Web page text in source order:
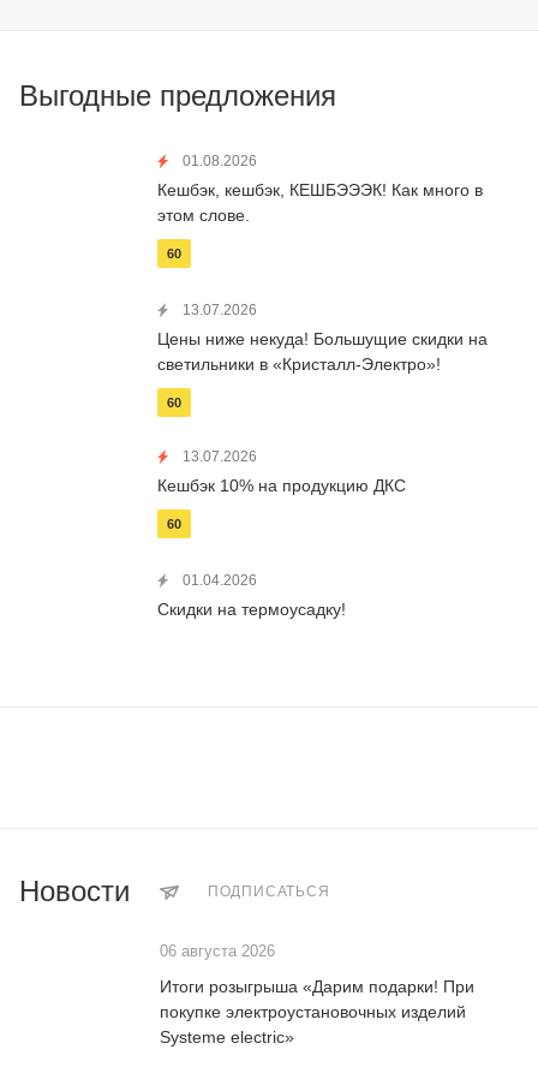
Выгодные предложения
01.08.2026
Кешбэк, кешбэк, КЕШБЭЭЭК! Как много в
этом слове.
60
13.07.2026
Цены ниже некуда! Большущие скидки на
светильники в «Кристалл-Электро»!
60
13.07.2026
Кешбэк 10% на продукцию ДКС
60
01.04.2026
Скидки на термоусадку!
Новости ПОДПИСАТЬСЯ
06 августа 2026
Итоги розыгрыша «Дарим подарки! При
покупке электроустановочных изделий
Systeme electric»